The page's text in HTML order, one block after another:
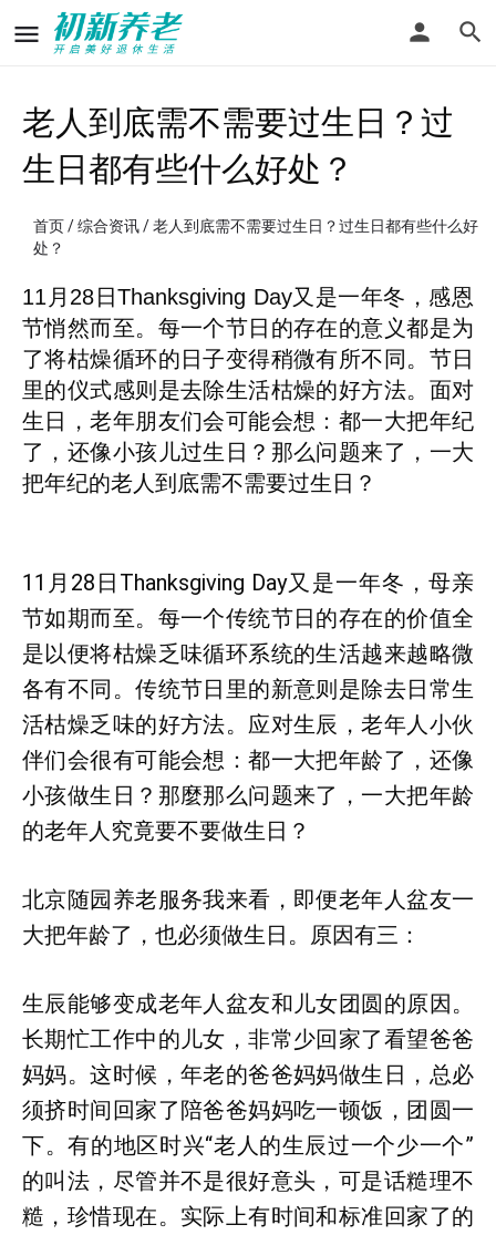
老人到底需不需要过生日？过
生日都有些什么好处？
首页/综合资讯/ 老人到底需不需要过生日？过生日都有些什么好
处？
11月28日Thanksgiving Day又是一年冬，感恩
节悄然而至。每一个节日的存在的意义都是为
了将枯燥循环的日子变得稍微有所不同。节日
里的仪式感则是去除生活枯燥的好方法。面对
生日，老年朋友们会可能会想：都一大把年纪
了，还像小孩儿过生日？那么问题来了，一大
把年纪的老人到底需不需要过生日？
11月28日Thanksgiving Day又是一年冬，母亲
节如期而至。每一个传统节日的存在的价值全
是以便将枯燥乏味循环系统的生活越来越略微
各有不同。传统节日里的新意则是除去日常生
活枯燥乏味的好方法。应对生辰，老年人小伙
伴们会很有可能会想：都一大把年龄了，还像
小孩做生日？那麼那么问题来了，一大把年龄
的老年人究竟要不要做生日？
北京随园养老服务我来看，即便老年人盆友一
大把年龄了，也必须做生日。原因有三：
生辰能够变成老年人盆友和儿女团圆的原因。
长期忙工作中的儿女，非常少回家了看望爸爸
妈妈。这时候，年老的爸爸妈妈做生日，总必
须挤时间回家了陪爸爸妈妈吃一顿饭，团圆一
下。有的地区时兴“老人的生辰过一个少一个”
的叫法，尽管并不是很好意头，可是话糙理不
糙，珍惜现在。实际上有时间和标准回家了的